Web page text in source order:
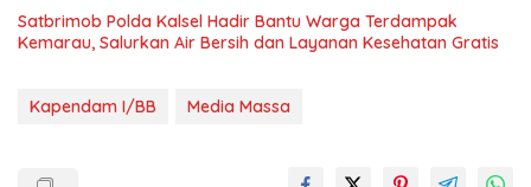
Satbrimob Polda Kalsel Hadir Bantu Warga Terdampak
Kemarau, Salurkan Air Bersih dan Layanan Kesehatan Gratis
Kapendam I/BB Media Massa